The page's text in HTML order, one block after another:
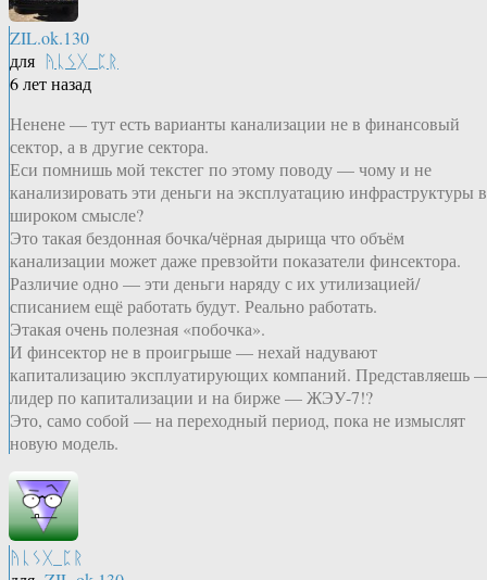
ZIL.ok.130
для ᚤᚳᛊᚷ_ᛈᚱ
6 лет назад
Ненене — тут есть варианты канализации не в финансовый
сектор, а в другие сектора.
Еси помнишь мой текстег по этому поводу — чому и не
канализировать эти деньги на эксплуатацию инфраструктуры в
широком смысле?
Это такая бездонная бочка/чёрная дырища что объём
канализации может даже превзойти показатели финсектора.
Различие одно — эти деньги наряду с их утилизацией/
списанием ещё работать будут. Реально работать.
Этакая очень полезная «побочка».
И финсектор не в проигрыше — нехай надувают
капитализацию эксплуатирующих компаний. Представляешь
лидер по капитализации и на бирже — ЖЭУ-7!?
Это, само собой — на переходный период, пока не измыслят
новую модель.
ᚤᚳᛊᚷ_ᛈᚱ